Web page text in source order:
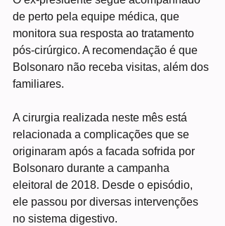
de perto pela equipe médica, que
monitora sua resposta ao tratamento
pós-cirúrgico. A recomendação é que
Bolsonaro não receba visitas, além dos
familiares.
A cirurgia realizada neste mês está
relacionada a complicações que se
originaram após a facada sofrida por
Bolsonaro durante a campanha
eleitoral de 2018. Desde o episódio,
ele passou por diversas intervenções
no sistema digestivo.